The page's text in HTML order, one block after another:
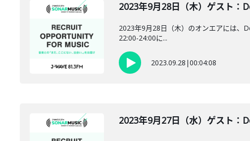
2023年9月28日（木）ゲスト
2023年9月28日（木）のオンエアには、
22:00-24:00に...
2023.09.28 |00:04:08
2023年9月27日（水）ゲスト